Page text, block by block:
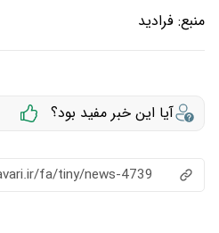
منبع: فرادید
آیا این خبر مفید بود؟
fa/tiny/news-4739